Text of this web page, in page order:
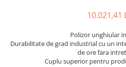
Polizoare unghiulare pneumatice
Polizoare verticale
Scule speciale
10.021,41
Polizor unghiular
Durabilitate de grad industrial cu un
de ore fara
Cuplu superior pentru